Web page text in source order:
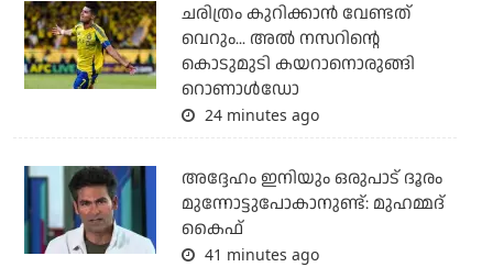
ചരിത്രം കുറിക്കാന്‍ വേണ്ടത്
വെറും... അല്‍ നസറിന്റെ
കൊടുമുടി കയറാനൊരുങ്ങി
റൊണാള്‍ഡോ
24 minutes ago
അദ്ദേഹം ഇനിയും ഒരുപാട് ദൂരം
മുന്നോട്ടുപോകാനുണ്ട്: മുഹമ്മദ്
കൈഫ്
41 minutes ago